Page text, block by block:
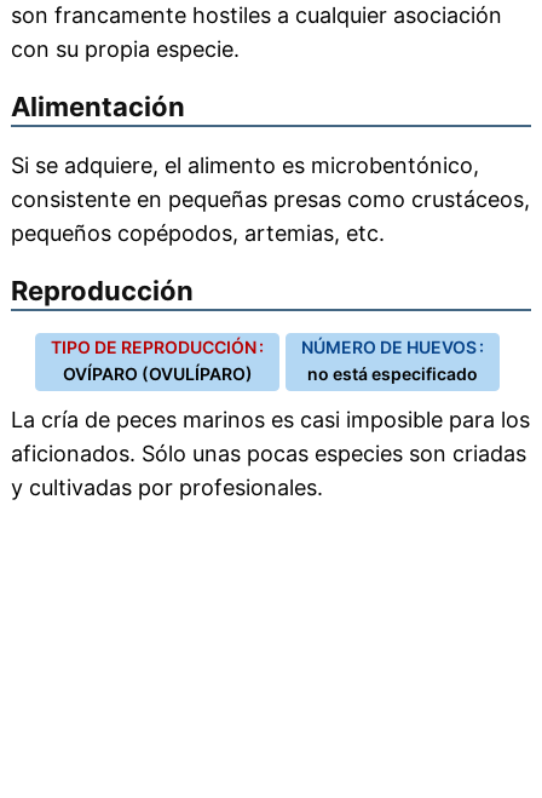
son francamente hostiles a cualquier asociación
con su propia especie.
Alimentación
Si se adquiere, el alimento es microbentónico,
consistente en pequeñas presas como crustáceos,
pequeños copépodos, artemias, etc.
Reproducción
TIPO DE REPRODUCCIÓN :
OVÍPARO (OVULÍPARO)
NÚMERO DE HUEVOS :
no está especificado
La cría de peces marinos es casi imposible para los
aficionados. Sólo unas pocas especies son criadas
y cultivadas por profesionales.